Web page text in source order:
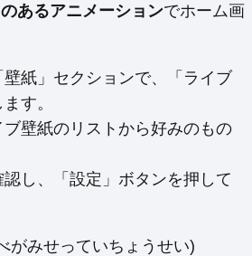
あるアニメーションでホーム画
紙」セクションで、「ライブ
す。
壁紙のリストから好みのもの
し、「設定」ボタンを押して
がみせっていちょうせい)